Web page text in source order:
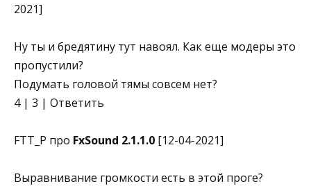
2021]
Ну ты и бредятину тут навоял. Как еще модеры это
пропустили?
Подумать головой тямы совсем нет?
4 | 3 | Ответить
FTT_P про FxSound 2.1.1.0 [12-04-2021]
Выравнивание громкости есть в этой проге?